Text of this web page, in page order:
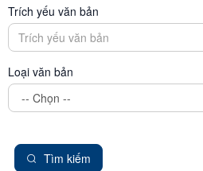
Trích yếu văn bản
Loại văn bản
Tìm kiếm